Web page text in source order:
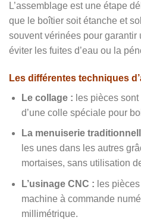
L’assemblage est une étape
que le boîtier soit étanche et
souvent vérinées pour garantir
éviter les fuites d’eau ou la
Les différentes techniques
Le collage : les pièces
d’une colle spéciale pour
La menuiserie
les unes dans les autres
mortaises, sans utilisation
L’usinage CNC : les
machine à commande
millimétrique.